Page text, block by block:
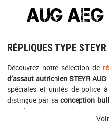
AUG
RÉPLIQUES TYPE
Découvrez notre sélection de
d’assaut autrichien STEYR AUG
spéciales et unités de police
distingue par saconception
pour les scénarios nécessitant